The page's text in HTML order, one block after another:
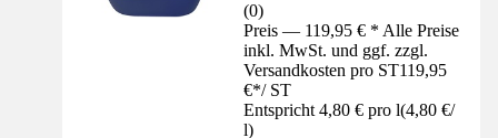
(0)
Preis — 119,95 € * Alle Preise
inkl. MwSt. und ggf. zzgl.
Versandkosten pro ST119,95
€*/ ST
Entspricht 4,80 € pro l(4,80 €/
l)